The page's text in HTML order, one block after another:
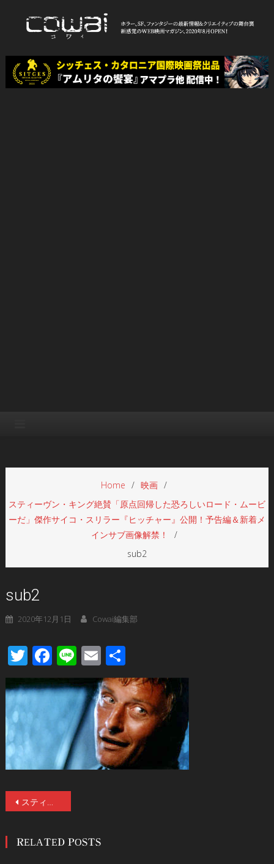
WEB映画マガジン「cowai コ
ワイ」
Home
映画
スティーヴン・キング絶賛「原点回帰した恐ろしいロード・ムービ
ーだ」傑作サイコ・スリラー『ヒッチャー』公開！予告編＆新着メ
インサブ画像解禁！
sub2
sub2
2020年12月1日 Cowai編集部
Twitter
Facebook
LineEmail
有
投
ナ
スティーヴン・キング絶賛「原点回帰した恐ろしいロード・ムービーだ」傑作サイコ・スリラー『ヒッチャー』公開！予告編＆新着メインサブ画像解禁！
RELATED POSTS